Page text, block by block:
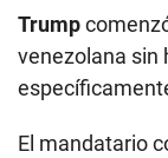
Trump
venezolana sin
El mandatario